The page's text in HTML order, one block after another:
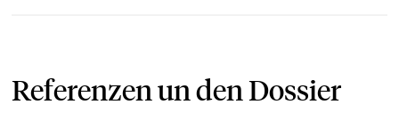
Referenzen un den Dossier